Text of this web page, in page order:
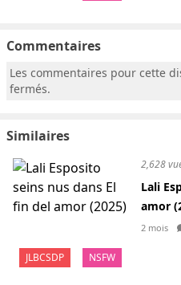
Commentaires
Les commentaires pour cette
fermés.
Similaires
JLBCSDP NSFW
2,628
Lali
amor
2 mois